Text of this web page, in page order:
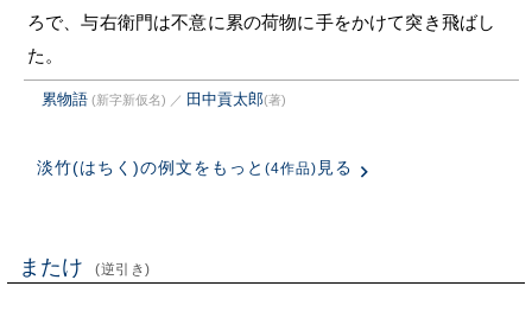
ろで、与右衛門は不意に累の荷物に手をかけて突き飛ばし
た。
累物語 (新字新仮名) ／ 田中貢太郎(著)
淡竹(はちく)の例文をもっと (4作品) 見る
またけ (逆引き)